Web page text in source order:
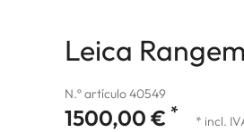
Leica
N.º artículo 40549
1500,00 € * * incl.